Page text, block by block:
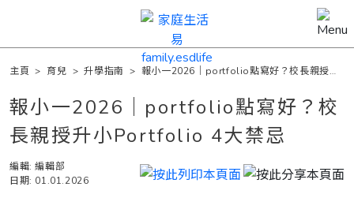
主頁 > 育兒 >升學指南 > 報小一2026｜portfolio點寫好？校長親授升
報小一2026｜portfolio點寫好？校
長親授升小Portfolio 4大禁忌
編輯: 編輯部
日期: 01.01.2026